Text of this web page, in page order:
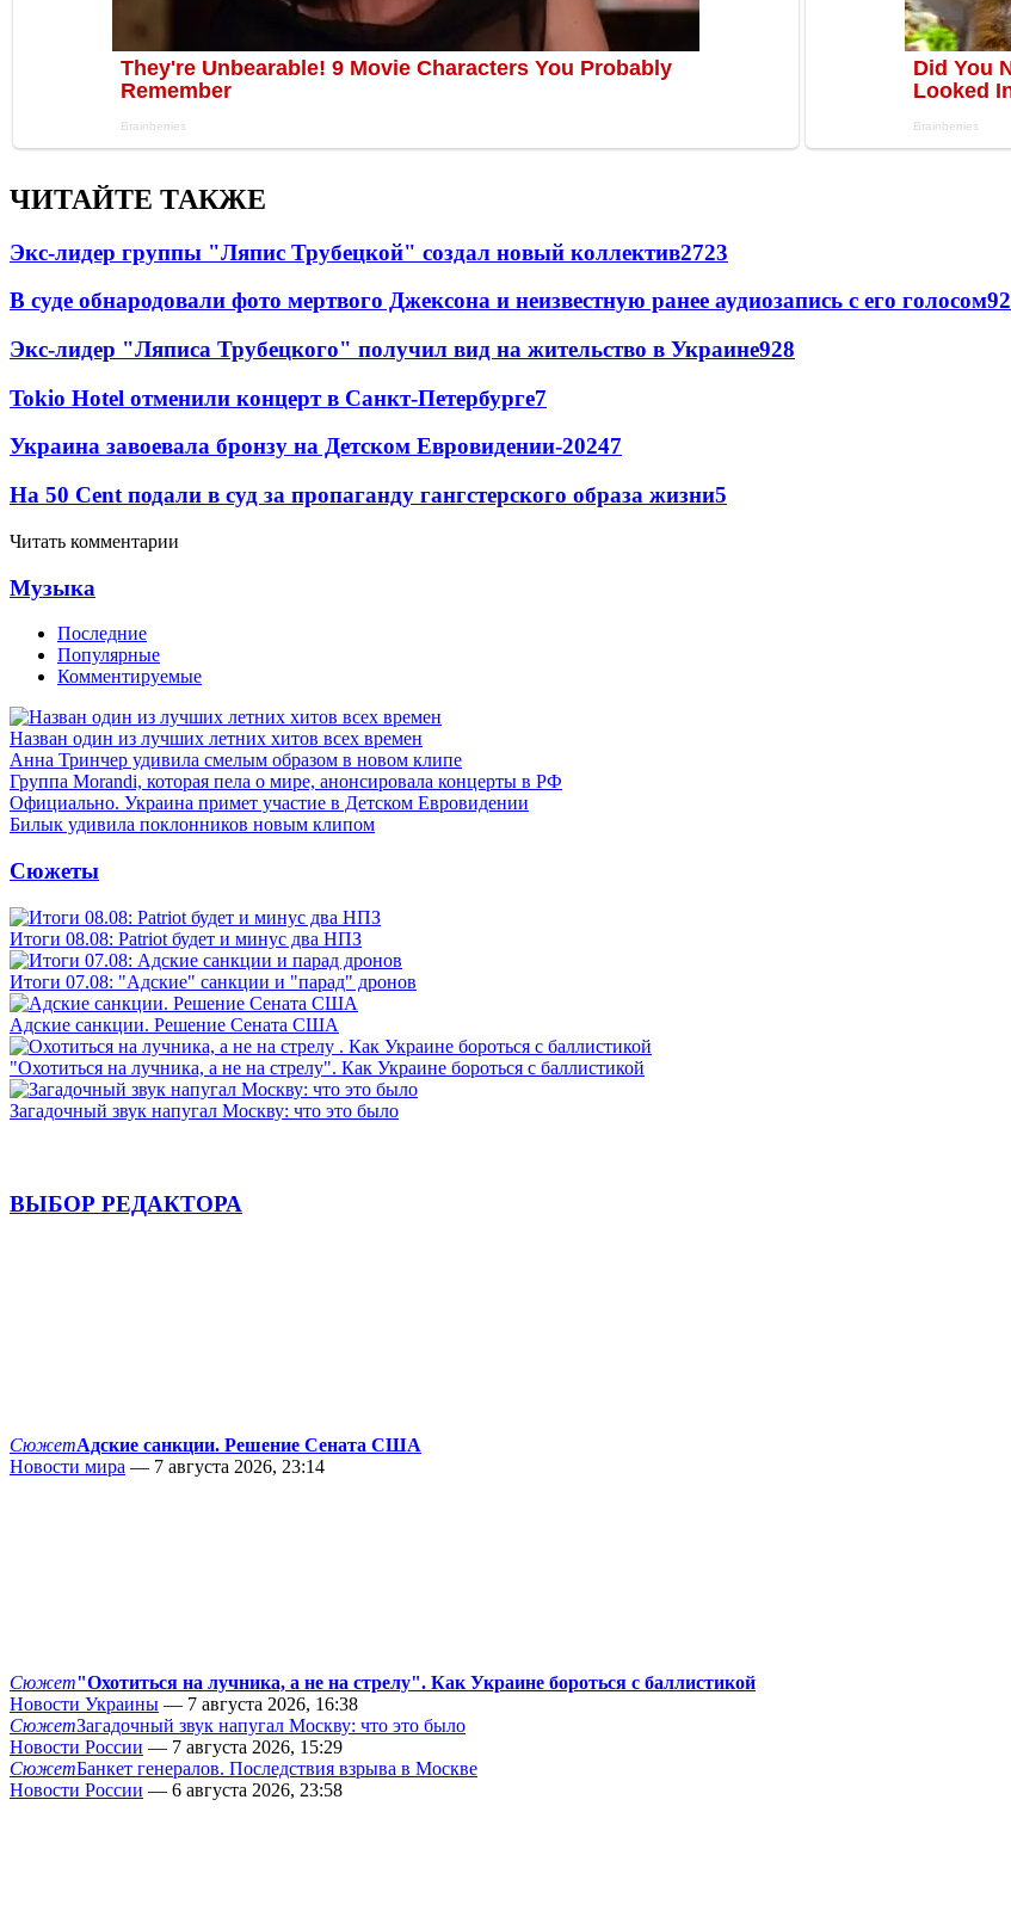
ЧИТАЙТЕ ТАКЖЕ
Экс-лидер группы "Ляпис Трубецкой" создал новый коллектив2723
В суде обнародовали фото мертвого Джексона и неизвестную ранее аудиозапись с его голосом92
Экс-лидер "Ляписа Трубецкого" получил вид на жительство в Украине928
Tokio Hotel отменили концерт в Санкт-Петербурге7
Украина завоевала бронзу на Детском Евровидении-20247
На 50 Cent подали в суд за пропаганду гангстерского образа жизни5
Читать комментарии
Музыка
Последние
Популярные
Комментируемые
Назван один из лучших летних хитов всех времен
Анна Тринчер удивила смелым образом в новом клипе
Группа Morandi, которая пела о мире, анонсировала концерты в РФ
Официально. Украина примет участие в Детском Евровидении
Билык удивила поклонников новым клипом
Сюжеты
Итоги 08.08: Patriot будет и минус два НПЗ
Итоги 07.08: "Адские" санкции и "парад" дронов
Адские санкции. Решение Сената США
"Охотиться на лучника, а не на стрелу". Как Украине бороться с баллистикой
Загадочный звук напугал Москву: что это было
ВЫБОР РЕДАКТОРА
СюжетАдские санкции. Решение Сената США
Новости мира — 7 августа 2026, 23:14
Сюжет"Охотиться на лучника, а не на стрелу". Как Украине бороться с баллистикой
Новости Украины — 7 августа 2026, 16:38
СюжетЗагадочный звук напугал Москву: что это было
Новости России — 7 августа 2026, 15:29
СюжетБанкет генералов. Последствия взрыва в Москве
Новости России — 6 августа 2026, 23:58